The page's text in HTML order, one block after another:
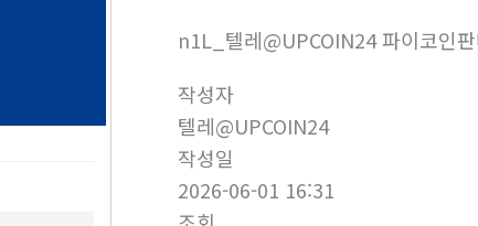
n1L_텔레@UPCOIN24 파이코인
작성자
텔레@UPCOIN24
작성일
2026-06-01 16:31